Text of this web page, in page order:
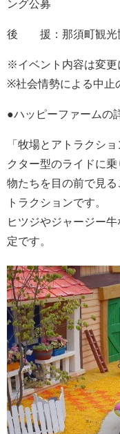
ング公募
後 援：那須町観光
※イベント内容は変更
※社会情勢による中止
●ハッピーファームの
「牧場とアトラクシ
クター型のライドに
物たちを目の前で見
トラクションです。
ヒツジやジャージー
定です。